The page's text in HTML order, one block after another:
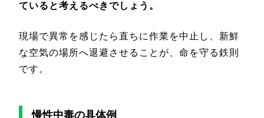
ていると考えるべきでしょう。
現場で異常を感じたら直ちに作業を中止し、新鮮
な空気の場所へ退避させることが、命を守る鉄則
です。
慢性中毒の具体例